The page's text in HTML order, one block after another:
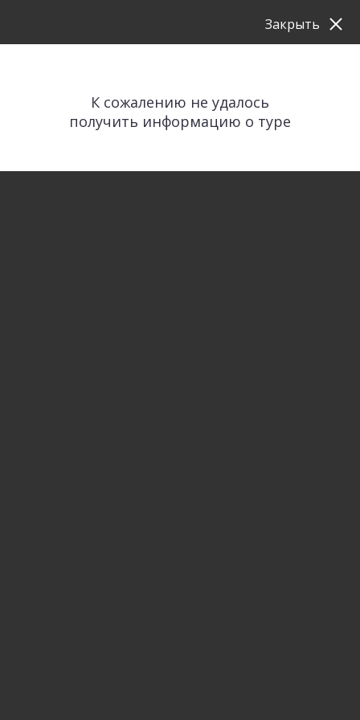
К сожалению не удалось
получить информацию о туре
Закрыть